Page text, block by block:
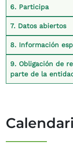
6. Participa
7. Datos abiertos
8. Información
9. Obligación de
parte de la